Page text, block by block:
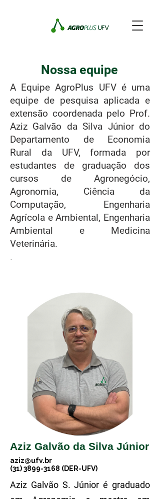
Nossa equipe
A Equipe AgroPlus UFV é uma
equipe de pesquisa aplicada e
extensão coordenada pelo Prof.
Aziz Galvão da Silva Júnior do
Departamento de Economia
Rural da UFV, formada por
estudantes de graduação dos
cursos de Agronegócio,
Agronomia, Ciência da
Computação, Engenharia
Agrícola e Ambiental, Engenharia
Ambiental e Medicina
Veterinária.
.
Aziz Galvão da Silva Júnior
aziz@ufv.br
(31) 3899-3168 (DER-UFV)
Aziz Galvão S. Júnior é graduado